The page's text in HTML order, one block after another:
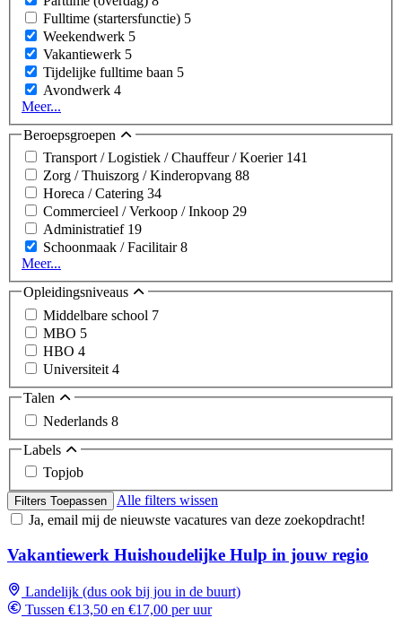
Fulltime (startersfunctie) 5
Weekendwerk 5
Vakantiewerk 5
Tijdelijke fulltime baan 5
Avondwerk 4
Meer...
Beroepsgroepen
Transport / Logistiek / Chauffeur / Koerier 141
Zorg / Thuiszorg / Kinderopvang 88
Horeca / Catering 34
Commercieel / Verkoop / Inkoop 29
Administratief 19
Schoonmaak / Facilitair8
Meer...
Opleidingsniveaus
Middelbare school 7
MBO 5
HBO 4
Universiteit 4
Talen
Nederlands 8
Labels
Topjob
Filters Toepassen
Alle filters wissen
Ja, email mij de nieuwste vacatures van deze zoekopdracht!
Vakantiewerk Huishoudelijke Hulp in jouw regio
Landelijk (dus ook bij jou in de buurt)
Tussen €13,50 en €17,00 per uur